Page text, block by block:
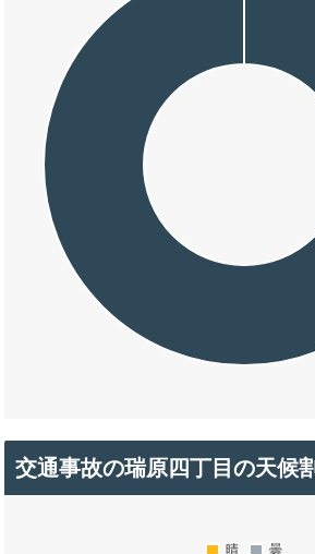
交通事故の瑞原四丁目の天候